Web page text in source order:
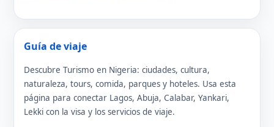
Guía de viaje
Descubre Turismo en Nigeria: ciudades, cultura,
naturaleza, tours, comida, parques y hoteles. Usa esta
página para conectar Lagos, Abuja, Calabar, Yankari,
Lekki con la visa y los servicios de viaje.